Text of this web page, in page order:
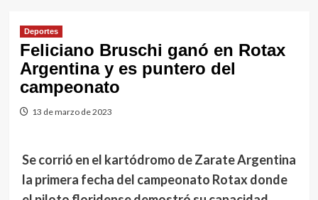
Deportes
Feliciano Bruschi ganó en Rotax
Argentina y es puntero del
campeonato
13 de marzo de 2023
Se corrió en el kartódromo de Zarate Argentina
la primera fecha del campeonato Rotax donde